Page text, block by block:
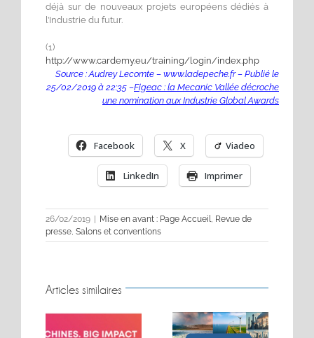
déjà sur de nouveaux projets européens dédiés à
l’Industrie du futur.
(1)
http://www.cardemy.eu/training/login/index.php
Source : Audrey Lecomte – www.ladepeche.fr– Publié le
25/02/2019 à 22:35 –Figeac : la Mecanic Vallée décroche
une nomination aux Industrie Global Awards
Facebook X Viadeo
LinkedIn Imprimer
26/02/2019 | Mise en avant : Page Accueil, Revue de
presse, Salons et conventions
Articles similaires